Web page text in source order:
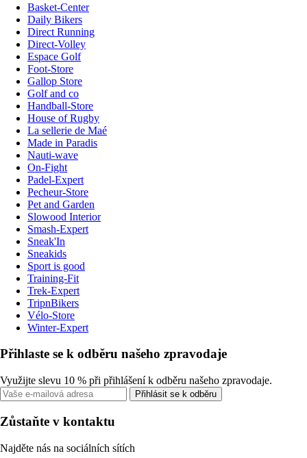
Basket-Center
Daily Bikers
Direct Running
Direct-Volley
Espace Golf
Foot-Store
Gallop Store
Golf and co
Handball-Store
House of Rugby
La sellerie de Maé
Made in Paradis
Nauti-wave
On-Fight
Padel-Expert
Pecheur-Store
Pet and Garden
Slowood Interior
Smash-Expert
Sneak'In
Sneakids
Sport is good
Training-Fit
Trek-Expert
TripnBikers
Vélo-Store
Winter-Expert
Přihlaste se k odběru našeho zpravodaje
Využijte slevu 10 % při přihlášení k odběru našeho zpravodaje.
Přihlásit se k odběru
Zůstaňte v kontaktu
Najděte nás na sociálních sítích